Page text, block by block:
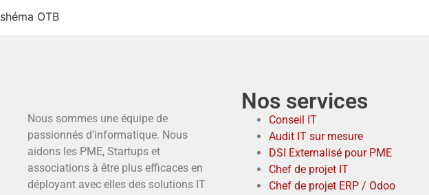
shéma OTB
Nous sommes une équipe de
passionnés d’informatique. Nous
aidons les PME, Startups et
associations à être plus efficaces en
déployant avec elles des solutions IT
Nos services
Conseil IT
Audit IT sur mesure
DSI Externalisé pour PME
Chef de projet IT
Chef de projet ERP / Odoo